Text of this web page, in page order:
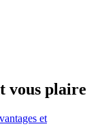
vous plaire